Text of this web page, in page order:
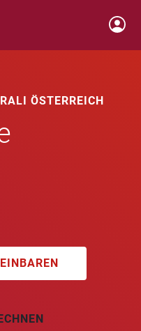
ÖSTERREICH